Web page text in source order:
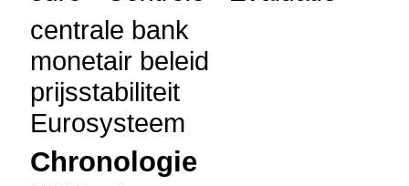
centrale bank
monetair beleid
prijsstabiliteit
Eurosysteem
Chronologie